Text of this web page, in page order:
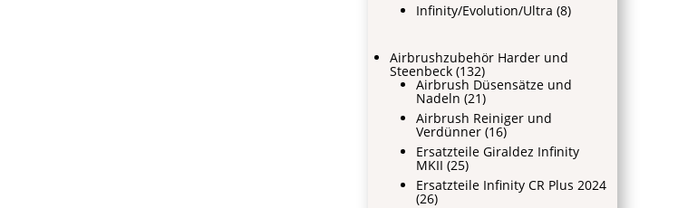
Infinity/Evolution/Ultra (8)
Airbrushzubehör Harder und
Steenbeck (132)
Airbrush Düsensätze und
Nadeln (21)
Airbrush Reiniger und
Verdünner (16)
Ersatzteile Giraldez Infinity
MKII (25)
Ersatzteile Infinity CR Plus 2024
(26)